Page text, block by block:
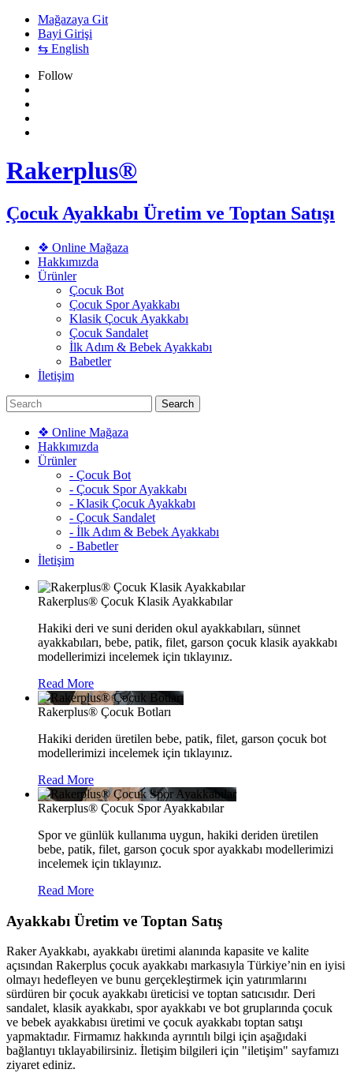
Mağazaya Git
Bayi Girişi
⇆ English
Follow
Rakerplus®
Çocuk Ayakkabı Üretim ve Toptan Satışı
❖ Online Mağaza
Hakkımızda
Ürünler
Çocuk Bot
Çocuk Spor Ayakkabı
Klasik Çocuk Ayakkabı
Çocuk Sandalet
İlk Adım & Bebek Ayakkabı
Babetler
İletişim
❖ Online Mağaza
Hakkımızda
Ürünler
- Çocuk Bot
- Çocuk Spor Ayakkabı
- Klasik Çocuk Ayakkabı
- Çocuk Sandalet
- İlk Adım & Bebek Ayakkabı
- Babetler
İletişim
Rakerplus® Çocuk Klasik Ayakkabılar
Hakiki deri ve suni deriden okul ayakkabıları, sünnet
ayakkabıları, bebe, patik, filet, garson çocuk klasik ayakkabı
modellerimizi incelemek için tıklayınız.
Read More
Rakerplus® Çocuk Botları
Hakiki deriden üretilen bebe, patik, filet, garson çocuk bot
modellerimizi incelemek için tıklayınız.
Read More
Rakerplus® Çocuk Spor Ayakkabılar
Spor ve günlük kullanıma uygun, hakiki deriden üretilen
bebe, patik, filet, garson çocuk spor ayakkabı modellerimizi
incelemek için tıklayınız.
Read More
Ayakkabı Üretim ve Toptan Satış
Raker Ayakkabı, ayakkabı üretimi alanında kapasite ve kalite
açısından Rakerplus çocuk ayakkabı markasıyla Türkiye’nin en iyisi
olmayı hedefleyen ve bunu gerçekleştirmek için yatırımlarını
sürdüren bir çocuk ayakkabı üreticisi ve toptan satıcısıdır. Deri
sandalet, klasik ayakkabı, spor ayakkabı ve bot gruplarında çocuk
ve bebek ayakkabısı üretimi ve çocuk ayakkabı toptan satışı
yapmaktadır. Firmamız hakkında ayrıntılı bilgi için aşağıdaki
bağlantıyı tıklayabilirsiniz. İletişim bilgileri için "iletişim" sayfamızı
ziyaret ediniz.